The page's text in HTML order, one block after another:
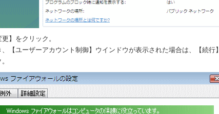
更】をクリック。
【ユーザーアカウント制御】ウインドウが表示された場合は、【続行】